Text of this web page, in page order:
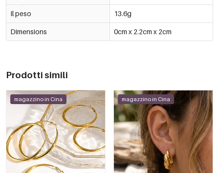
Il peso 13.6g
Dimensions 0cm x 2.2cm x 2cm
Prodotti simili
magazzino in Cina magazzino in Cina